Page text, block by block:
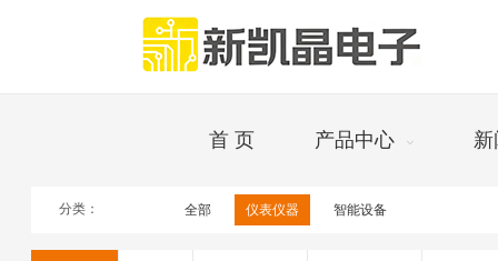
首 页 产品中心
分类： 全部 仪表仪器 智能设备